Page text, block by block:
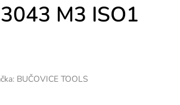
M3 ISO1
BUČOVICE TOOLS